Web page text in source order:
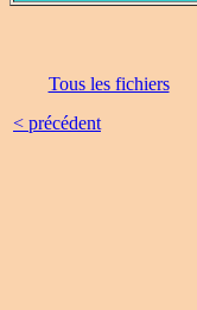
Tous les fichiers
< précédent